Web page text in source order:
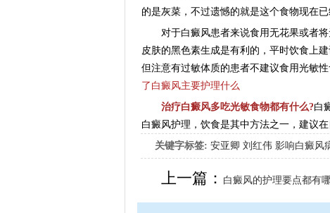
的是灰菜，不过遗憾的就是这个食物现在已
对于白癜风患者来说食用无花果或者将
皮肤的黑色素生成是有利的，平时饮食上
但注意有过敏体质的患者不建议食用光敏
了白癜风主要护理什么
治疗白癜风多吃光敏食物都有什么?白
白癜风护理，饮食是其中方法之一，建议
关键字标签: 安亚卿 刘红伟 影响白癜风
女生应该如何治疗呢
上一篇： 白癜风的护理要点都有